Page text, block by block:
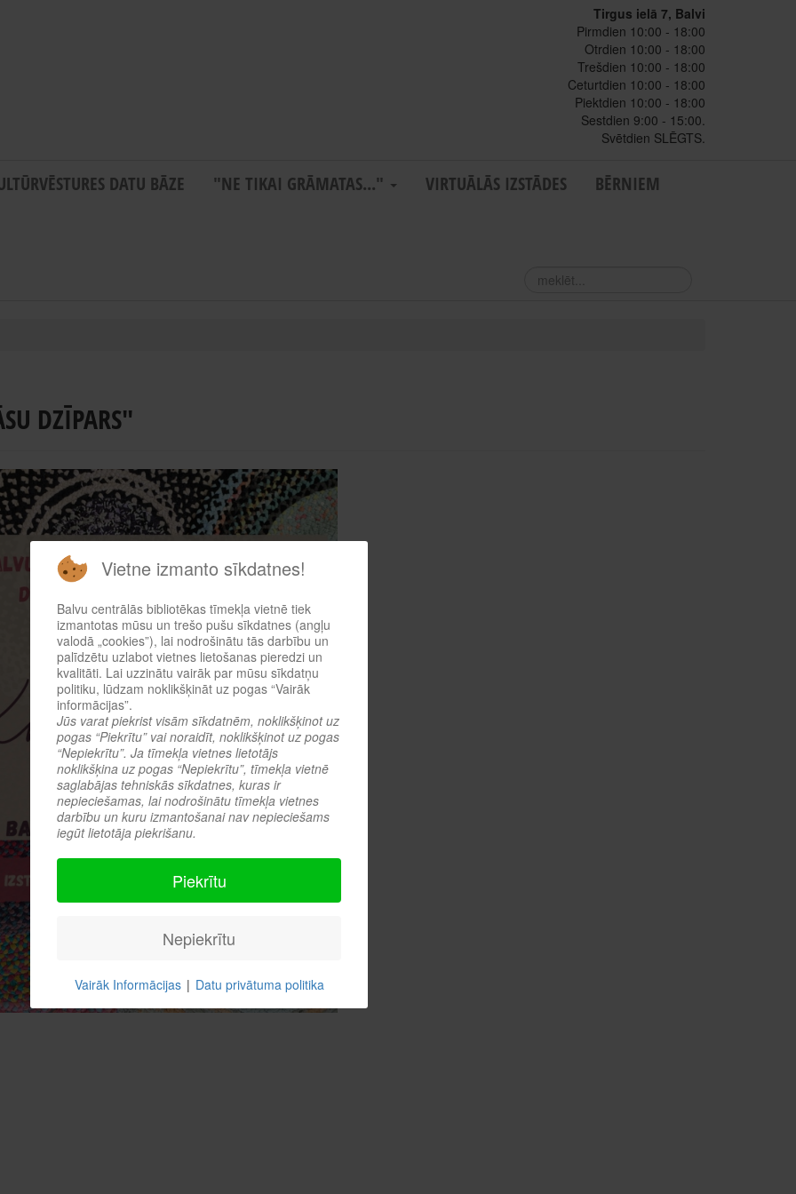
Tirgus ielā 7, Balvi
Pirmdien 10:00 - 18:00
Otrdien 10:00 - 18:00
Trešdien 10:00 - 18:00
Ceturtdien 10:00 - 18:00
Piektdien 10:00 - 18:00
Sestdien 9:00 - 15:00.
Svētdien SLĒGTS.
DATU BĀZE "NE TIKAI GRĀMATAS..." VIRTUĀLĀS IZSTĀDES BĒRNIEM
meklēt...
DZĪPARS"
Vietne izmanto sīkdatnes!
Balvu centrālās bibliotēkas tīmekļa vietnē tiek
izmantotas mūsu un trešo pušu sīkdatnes (angļu
valodā „cookies”), lai nodrošinātu tās darbību un
palīdzētu uzlabot vietnes lietošanas pieredzi un
kvalitāti. Lai uzzinātu vairāk par mūsu sīkdatņu
politiku, lūdzam noklikšķināt uz pogas “Vairāk
informācijas”.
Jūs varat piekrist visām sīkdatnēm, noklikšķinot uz
pogas “Piekrītu” vai noraidīt, noklikšķinot uz pogas
“Nepiekrītu”. Ja tīmekļa vietnes lietotājs
noklikšķina uz pogas “Nepiekrītu”, tīmekļa vietnē
saglabājas tehniskās sīkdatnes, kuras ir
nepieciešamas, lai nodrošinātu tīmekļa vietnes
darbību un kuru izmantošanai nav nepieciešams
iegūt lietotāja piekrišanu.
Piekrītu
Nepiekrītu
Vairāk Informācijas | Datu privātuma politika